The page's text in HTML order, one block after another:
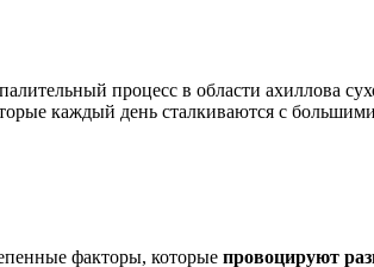
процесс в области ахиллова
каждый день сталкиваются с
факторы, которые провоцируют